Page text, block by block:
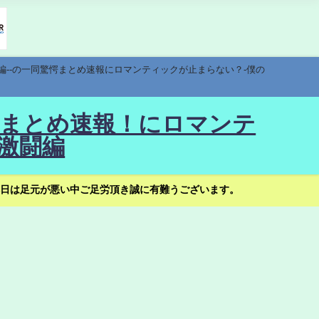
の一同驚愕まとめ速報にロマンティックが止まらない？-僕の
とめ速報！にロマンテ
闘編
足元が悪い中ご足労頂き誠に有難うございます。